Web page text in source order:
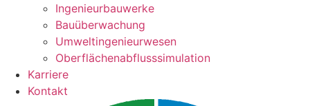
Ingenieurbauwerke
Bauüberwachung
Umweltingenieurwesen
Oberflächenabflusssimulation
Karriere
Kontakt